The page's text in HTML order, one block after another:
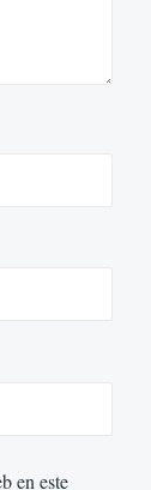
en este